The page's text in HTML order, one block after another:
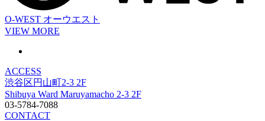
O-WEST オーウエスト
VIEW MORE
ACCESS
渋谷区円山町2-3 2F
Shibuya Ward Maruyamacho 2-3 2F
03-5784-7088
CONTACT